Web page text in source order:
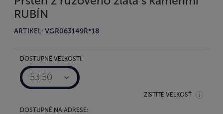
RUBÍN
ARTIKEL: VGR063149R*18
DOSTUPNÉ VEĽKOSTI:
53.50
ZISTITE VEĽKOSŤ
DOSTUPNÉ NA ADRESE: